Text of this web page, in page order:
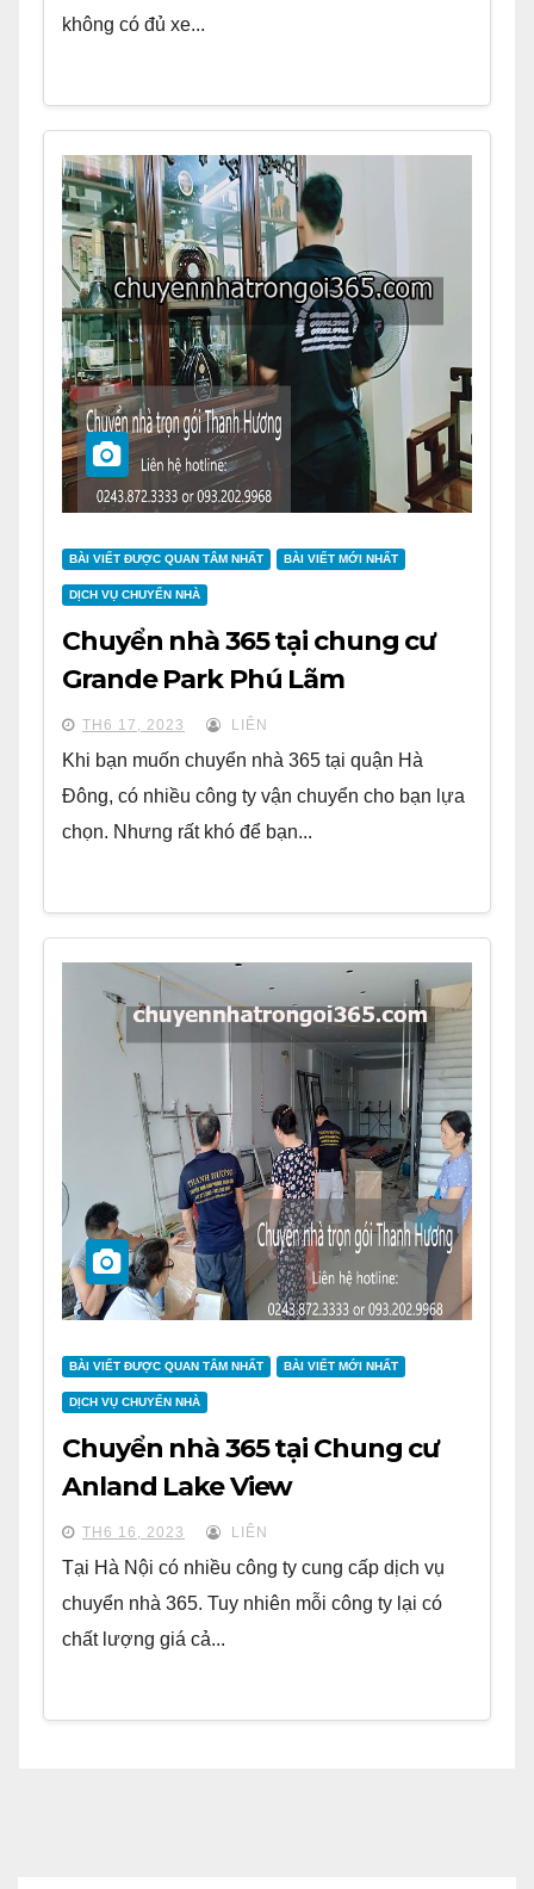
không có đủ xe...
BÀI VIẾT ĐƯỢC QUAN TÂM NHẤT BÀI VIẾT MỚI NHẤT
DỊCH VỤ CHUYỂN NHÀ
Chuyển nhà 365 tại chung cư
Grande Park Phú Lãm
TH6 17, 2023 LIÊN
Khi bạn muốn chuyển nhà 365 tại quận Hà
Đông, có nhiều công ty vận chuyển cho bạn lựa
chọn. Nhưng rất khó để bạn...
BÀI VIẾT ĐƯỢC QUAN TÂM NHẤT BÀI VIẾT MỚI NHẤT
DỊCH VỤ CHUYỂN NHÀ
Chuyển nhà 365 tại Chung cư
Anland Lake View
TH6 16, 2023 LIÊN
Tại Hà Nội có nhiều công ty cung cấp dịch vụ
chuyển nhà 365. Tuy nhiên mỗi công ty lại có
chất lượng giá cả...